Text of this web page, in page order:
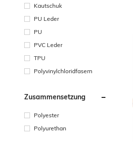
Kautschuk
PU Leder
PU
PVC Leder
TPU
Polyvinylchloridfasern
Zusammensetzung
Polyester
Polyurethan